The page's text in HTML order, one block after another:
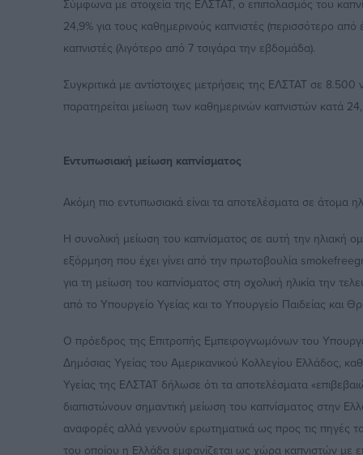
Σύμφωνα με στοιχεία της ΕΛΣΤΑΤ, ο επιπολασμός του
24,9% για τους καθημερινούς καπνιστές (περισσότερο από
καπνιστές (λιγότερο από 7 τσιγάρα την εβδομάδα).
Συγκριτικά με αντίστοιχες μετρήσεις της ΕΛΣΤΑΤ σε
παρατηρείται μείωση των καθημερινών καπνιστών κατά
Εντυπωσιακή μείωση καπνίσματος
Ακόμη πιο εντυπωσιακά είναι τα αποτελέσματα σε άτομα
Η συνολική μείωση του καπνίσματος σε αυτή την ηλιακή
εξόρμηση που έχει γίνει από την πρωτοβουλία
για τη μείωση του καπνίσματος στη σχολική ηλικία την
από το Υπουργείο Υγείας και το Υπουργείο Παιδείας και
Ο πρόεδρος της Επιτροπής Εμπειρογνωμόνων του
Δημόσιας Υγείας του Αμερικανικού Κολλεγίου Ελλάδος,
Υγείας της ΕΛΣΤΑΤ δήλωσε ότι τα αποτελέσματα
διαπιστώνουν σημαντική μείωση του καπνίσματος στην
αναφορές αλλά γεννούν ερωτηματικά ως προς τις πηγές
του οποίου η Ελλάδα εμφανίζεται ως χώρα καπνιστών με